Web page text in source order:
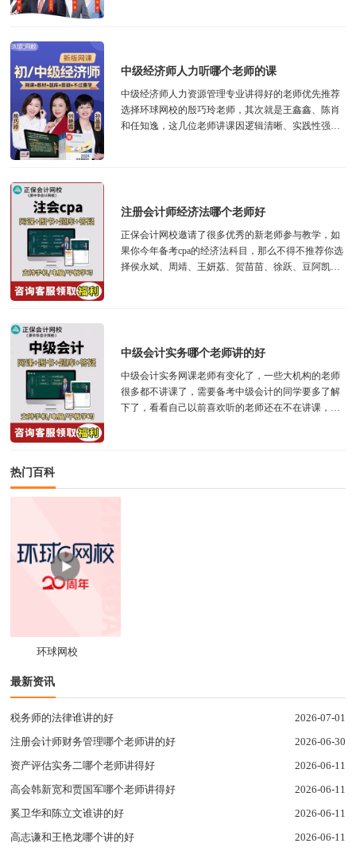
中级经济师人力听哪个老师的课
中级经济师人力资源管理专业讲得好的老师优先推荐
选择环球网校的殷巧玲老师，其次就是王鑫鑫、陈肖
和任知逸‌，这几位老师讲课因逻辑清晰、实践性强、
注册会计师经济法哪个老师好
正保会计网校邀请了很多优秀的新老师参与教学，如
果你今年备考cpa的经济法科目，那么不得不推荐你选
择侯永斌、周靖、王妍荔、贺苗苗、徐跃、豆阿凯等
中级会计实务哪个老师讲的好
中级会计实务网课老师有变化了，一些大机构的老师
很多都不讲课了，需要备考中级会计的同学要多了解
下了，看看自己以前喜欢听的老师还在不在讲课，正
热门百科
环球网校
最新资讯
税务师的法律谁讲的好
2026-07-01
注册会计师财务管理哪个老师讲的好
2026-06-30
资产评估实务二哪个老师讲得好
2026-06-11
高会韩新宽和贾国军哪个老师讲得好
2026-06-11
奚卫华和陈立文谁讲的好
2026-06-11
高志谦和王艳龙哪个讲的好
2026-06-11